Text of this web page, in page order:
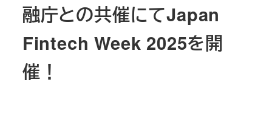
融庁との共催にてJapan
Fintech Week 2025を開
催！